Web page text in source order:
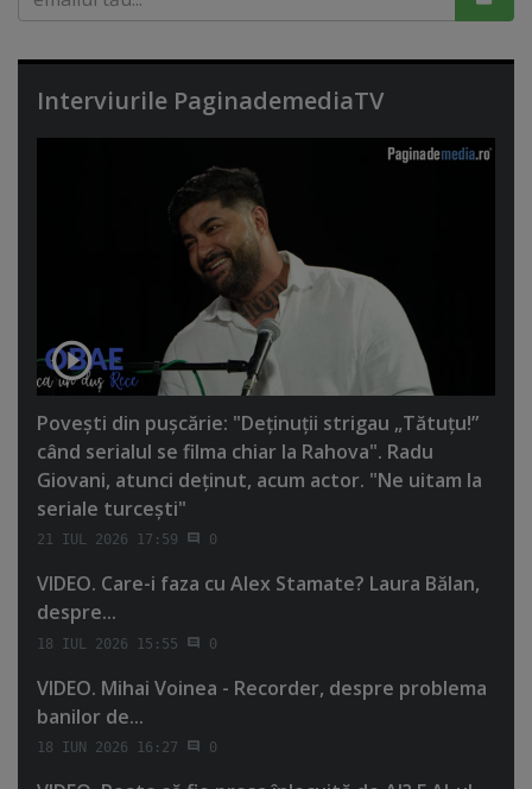
Interviurile PaginademediaTV
Poveşti din puşcărie: "Deţinuţii strigau „Tătuţu!”
când serialul se filma chiar la Rahova". Radu
Giovani, atunci deţinut, acum actor. "Ne uitam la
seriale turceşti"
21 IUL 2026 17:59 0
VIDEO. Care-i faza cu Alex Stamate? Laura Bălan,
despre...
18 IUL 2026 15:55 0
VIDEO. Mihai Voinea - Recorder, despre problema
banilor de...
18 IUN 2026 16:27 0